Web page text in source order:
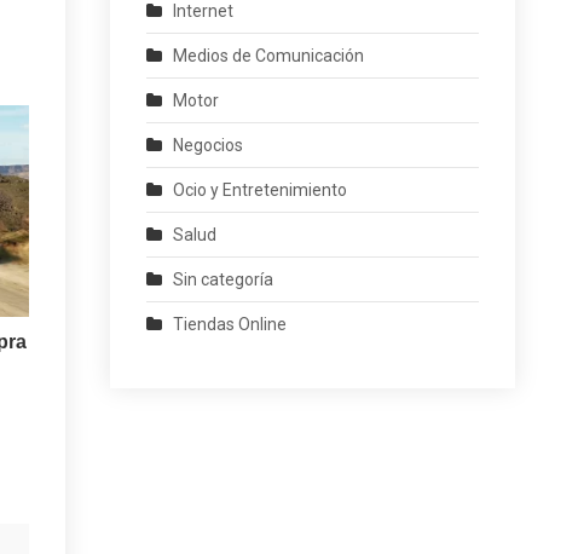
Internet
Medios de Comunicación
Motor
Negocios
Ocio y Entretenimiento
Salud
Sin categoría
Tiendas Online